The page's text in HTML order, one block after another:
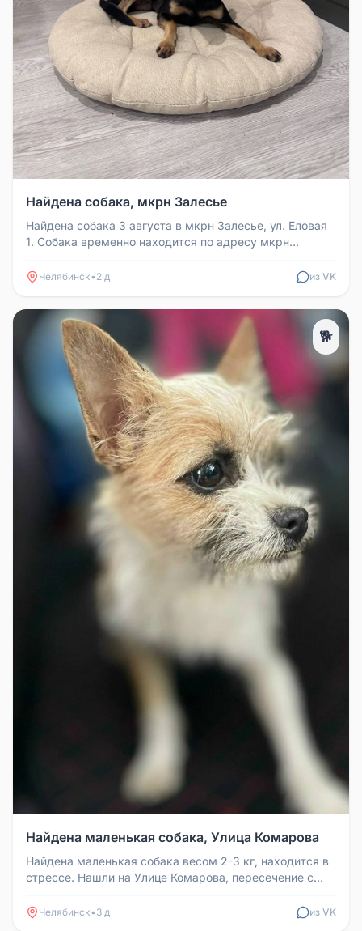
Найдена собака, мкрн Залесье
Найдена собака 3 августа в мкрн Залесье, ул. Еловая
1. Собака временно находится по адресу мкрн
Челябинск• 2 д из VK
🐕
Найдена маленькая собака, Улица Комарова
Найдена маленькая собака весом 2-3 кг, находится в
стрессе. Нашли на Улице Комарова, пересечение с
Челябинск• 3 д из VK